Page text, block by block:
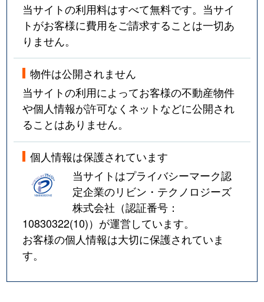
当サイトの利用料はすべて無料です。当サイ
トがお客様に費用をご請求することは一切あ
りません。
物件は公開されません
当サイトの利用によってお客様の不動産物件
や個人情報が許可なくネットなどに公開され
ることはありません。
個人情報は保護されています
当サイトはプライバシーマーク認
定企業のリビン・テクノロジーズ
株式会社（認証番号：
10830322(10)）が運営しています。
お客様の個人情報は大切に保護されていま
す。